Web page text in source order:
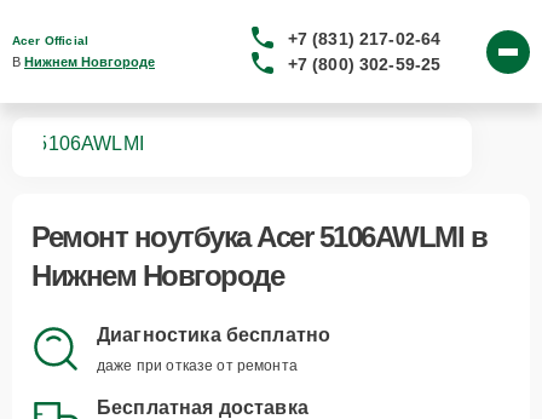
Acer Official
В Нижнем Новгороде
+7 (831) 217-02-64
+7 (800) 302-59-25
5106AWLMI
Ремонт ноутбука Acer 5106AWLMI в
Нижнем Новгороде
Диагностика бесплатно
даже при отказе от ремонта
Бесплатная доставка